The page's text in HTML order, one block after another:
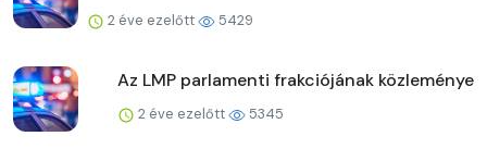
2 éve ezelőtt 5429
Az LMP parlamenti frakciójának közleménye
2 éve ezelőtt 5345